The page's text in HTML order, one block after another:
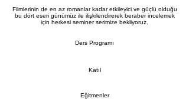
Filmlerinin de en az romanlar kadar etkileyici ve güçlü olduğu
bu dört eseri günümüz ile ilişkilendirerek beraber incelemek
için herkesi seminer serimize bekliyoruz.
Ders Programı
Katıl
Eğitmenler